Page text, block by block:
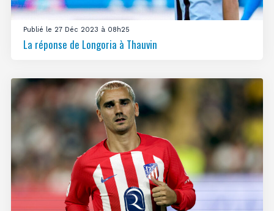
Publié le 27 Déc 2023 à 08h25
La réponse de Longoria à Thauvin